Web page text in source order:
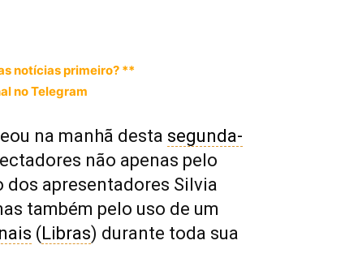
notícias primeiro? **
no Telegram
na manhã desta segunda-
não apenas pelo
dos apresentadores Silvia
também pelo uso de um
(Libras) durante toda sua